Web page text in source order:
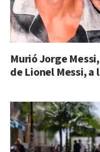
Murió Jorge
de Lionel Messi, a